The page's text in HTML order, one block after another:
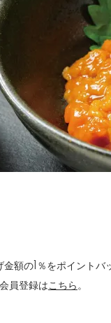
額の1％をポイント
員登録はこちら。